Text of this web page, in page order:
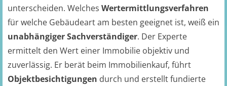
unterscheiden. Welches Wertermittlungsverfahren
für welche Gebäudeart am besten geeignet ist, weiß ein
unabhängiger Sachverständiger. Der Experte
ermittelt den Wert einer Immobilie objektiv und
zuverlässig. Er berät beim Immobilienkauf, führt
Objektbesichtigungen durch und erstellt fundierte